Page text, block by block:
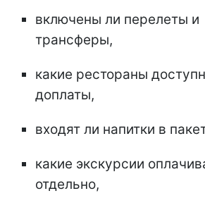
включены ли перелеты и
трансферы,
какие рестораны
доплаты,
входят ли напитки в
какие экскурсии
отдельно,